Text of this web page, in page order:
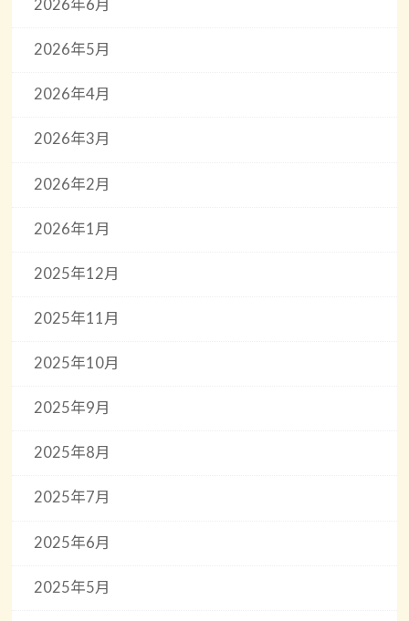
2026年6月
2026年5月
2026年4月
2026年3月
2026年2月
2026年1月
2025年12月
2025年11月
2025年10月
2025年9月
2025年8月
2025年7月
2025年6月
2025年5月